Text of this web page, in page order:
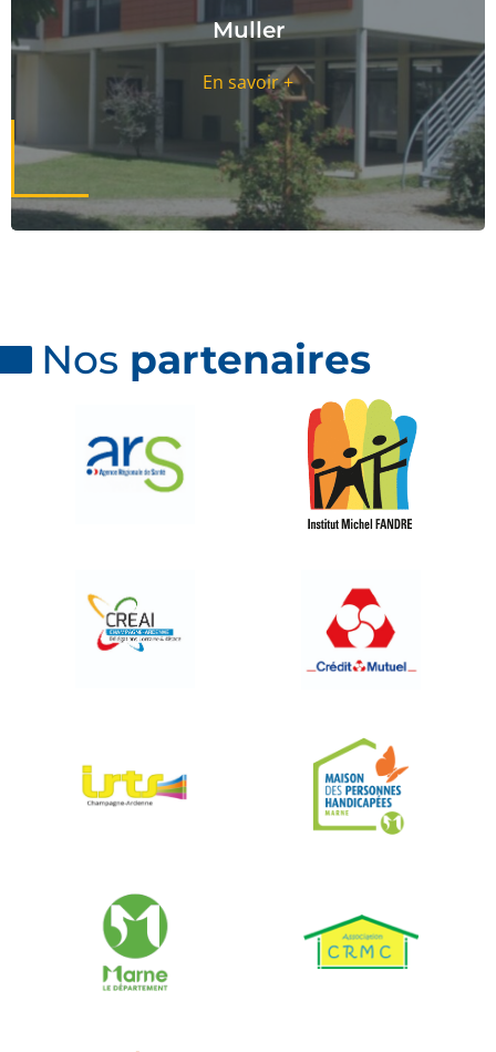
Muller
En savoir +
Nos partenaires